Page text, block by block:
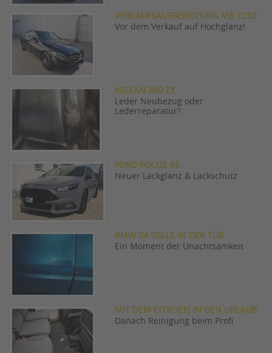
VERKAUFSAUFBEREITUNG MB C250
Vor dem Verkauf auf Hochglanz!
NISSAN 300 ZX
Leder Neubezug oder
Lederreparatur?
FORD FOCUS RS
Neuer Lackglanz & Lackschutz
BMW X4 DELLE IN DER TÜR
Ein Moment der Unachtsamkeit
MIT DEM CITROEN IN DEN URLAUB
Danach Reinigung beim Profi